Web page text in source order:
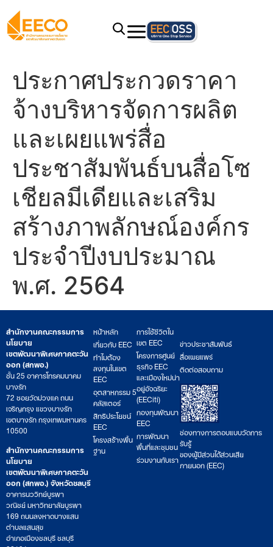
ประกาศประกวดราคา
จ้างบริหารจัดการผลิต
และเผยแพร่สื่อ
ประชาสัมพันธ์บนสื่อโซ
เชียลมีเดียและเสริม
สร้างภาพลักษณ์องค์กร
ประจำปีงบประมาณ
พ.ศ. 2564
สำนักงานคณะกรรมการ
นโยบาย
เขตพัฒนาพิเศษภาคตะวัน
ออก (สกพอ.)
ชั้น 25 อาคารโทรคมนาคม
บางรัก
72 ซอยวัดม่วงแค ถนน
เจริญกรุง แขวงบางรัก
เขตบางรัก กรุงเทพมหานคร
10500
สำนักงานคณะกรรมการ
นโยบาย
เขตพัฒนาพิเศษภาคตะวัน
ออก (สกพอ.) จังหวัดชลบุรี
อาคารนววิทย์บูรพา
วณิชย์ มหาวิทยาลัยบูรพา
169 ถนนลงหาดบางแสน
ตำบลแสนสุข
อำเภอเมืองชลบุรี ชลบุรี
หน้าหลัก
เกี่ยวกับ EEC
ทำไมต้อง
ลงทุนในเขต
EEC
อุตสาหกรรม 5
คลัสเตอร์
สิทธิประโยชน์
EEC
โครงสร้างพื้น
ฐาน
การใช้ชีวิตใน
เขต EEC
โครงการศูนย์
ธุรกิจ EEC
และเมืองใหม่น่า
อยู่อัจฉริยะ
(EECiti)
กองทุนพัฒนา
EEC
การพัฒนา
พื้นที่และชุมชน
ร่วมงานกับเรา
ข่าวประชาสัมพันธ์
สื่อเผยแพร่
ติดต่อสอบถาม
ช่องทางการตอบแบบวัดการ
รับรู้
ของผู้มีส่วนได้ส่วนเสีย
ภายนอก (EEC)